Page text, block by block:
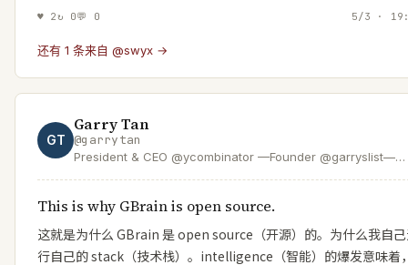
♥ 2↻ 0💬 0 5/3 ·
还有 1 条来自 @swyx →
GT
Garry Tan
@garrytan
President & CEO @ycombinator —Founder @garryslist—
This is why GBrain is open source.
这就是为什么 GBrain 是 open source（开源）的。为什么我自
行自己的 stack（技术栈）。intelligence（智能）的爆发意味着